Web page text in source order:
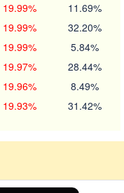
19.99% 11.69%
19.99% 32.20%
19.99% 5.84%
19.97% 28.44%
19.96% 8.49%
19.93% 31.42%